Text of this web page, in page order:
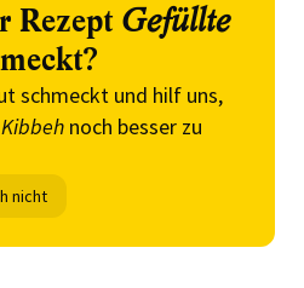
Rezept Gefüllte
schmeckt und hilf uns,
noch besser zu
nicht